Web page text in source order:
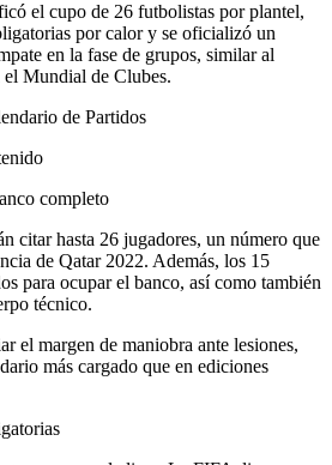
el cupo de 26 futbolistas por plantel,
por calor y se oficializó un
en la fase de grupos, similar al
el Mundial de Clubes.
de Partidos
completo
citar hasta 26 jugadores, un número que
de Qatar 2022. Además, los 15
para ocupar el banco, así como también
técnico.
el margen de maniobra ante lesiones,
más cargado que en ediciones